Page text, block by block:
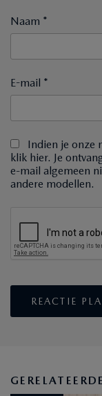
Naam *
E-mail *
Indien je onze
klik hier. Je
e-mail algemeen
andere modellen.